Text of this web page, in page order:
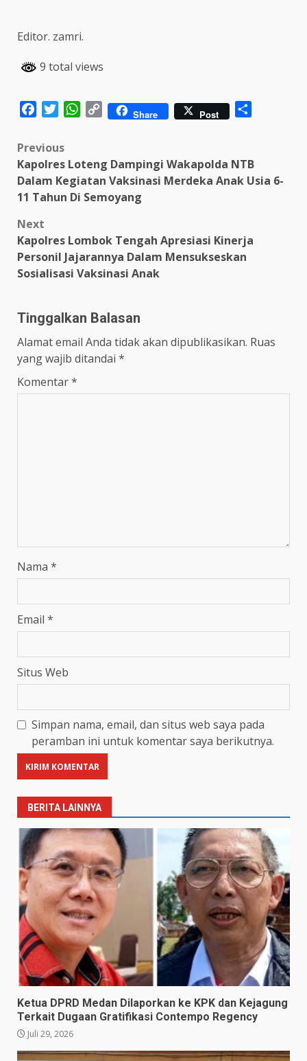
Editor. zamri.
9 total views
FacebookTwitterWhatsApp
Copy Share Post
Post
navigation
Previous
Kapolres Loteng Dampingi Wakapolda NTB
Dalam Kegiatan Vaksinasi Merdeka Anak Usia 6-
11 Tahun Di Semoyang
Next
Kapolres Lombok Tengah Apresiasi Kinerja
Personil Jajarannya Dalam Mensukseskan
Sosialisasi Vaksinasi Anak
Tinggalkan Balasan
Alamat email Anda tidak akan dipublikasikan. Ruas
yang wajib ditandai *
Komentar*
Nama *
Email *
Situs Web
Simpan nama, email, dan situs web saya pada
peramban ini untuk komentar saya berikutnya.
BERITA LAINNYA
Ketua DPRD Medan Dilaporkan ke KPK dan Kejagung
Terkait Dugaan Gratifikasi Contempo Regency
Juli 29, 2026